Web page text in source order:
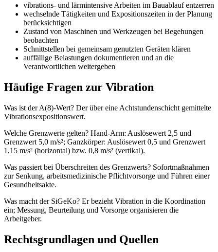
vibrations- und lärmintensive Arbeiten im Bauablauf entzerren
wechselnde Tätigkeiten und Expositionszeiten in der Planung
berücksichtigen
Zustand von Maschinen und Werkzeugen bei Begehungen
beobachten
Schnittstellen bei gemeinsam genutzten Geräten klären
auffällige Belastungen dokumentieren und an die
Verantwortlichen weitergeben
Häufige Fragen zur Vibration
Was ist der A(8)-Wert? Der über eine Achtstundenschicht gemittelte
Vibrationsexpositionswert.
Welche Grenzwerte gelten? Hand-Arm: Auslösewert 2,5 und
Grenzwert 5,0 m/s²; Ganzkörper: Auslösewert 0,5 und Grenzwert
1,15 m/s² (horizontal) bzw. 0,8 m/s² (vertikal).
Was passiert bei Überschreiten des Grenzwerts? Sofortmaßnahmen
zur Senkung, arbeitsmedizinische Pflichtvorsorge und Führen einer
Gesundheitsakte.
Was macht der SiGeKo? Er bezieht Vibration in die Koordination
ein; Messung, Beurteilung und Vorsorge organisieren die
Arbeitgeber.
Rechtsgrundlagen und Quellen